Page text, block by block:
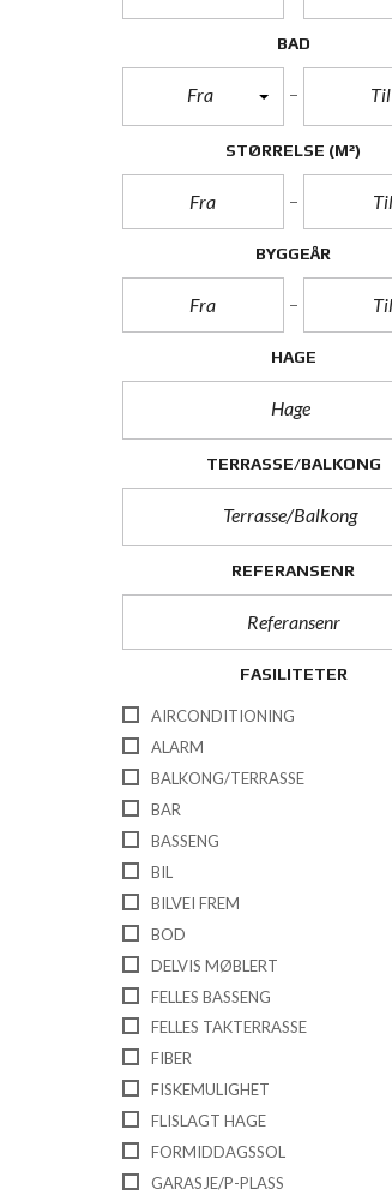
BAD
Fra Til
STØRRELSE (M²)
BYGGEÅR
HAGE
Hage
TERRASSE/BALKONG
Terrasse/Balkong
REFERANSENR
FASILITETER
AIRCONDITIONING
ALARM
BALKONG/TERRASSE
BAR
BASSENG
BIL
BILVEI FREM
BOD
DELVIS MØBLERT
FELLES BASSENG
FELLES TAKTERRASSE
FIBER
FISKEMULIGHET
FLISLAGT HAGE
FORMIDDAGSSOL
GARASJE/P-PLASS